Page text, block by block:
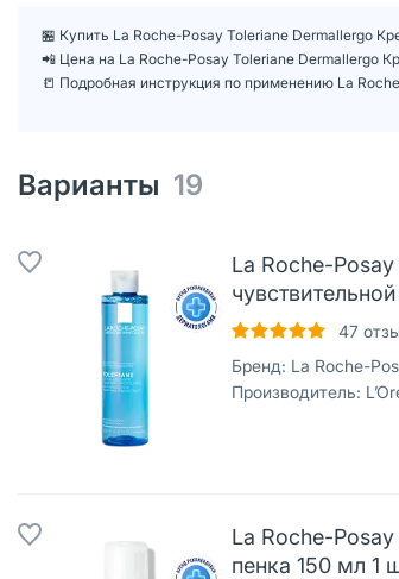
🏪 Купить La Roche-Posay Toleriane Dermallergo
📲 Цена на La Roche-Posay Toleriane
📒 Подробная инструкция по применению La
Варианты 19
La Roche-
47
Бренд: La Roche-
Производитель:
La Roche-
пенка 150 мл 1